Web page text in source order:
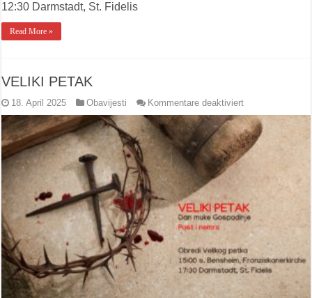
12:30 Darmstadt, St. Fidelis
Read More »
VELIKI PETAK
18. April 2025 Obavijesti Kommentare deaktiviertfür
VELIKI
PETAK